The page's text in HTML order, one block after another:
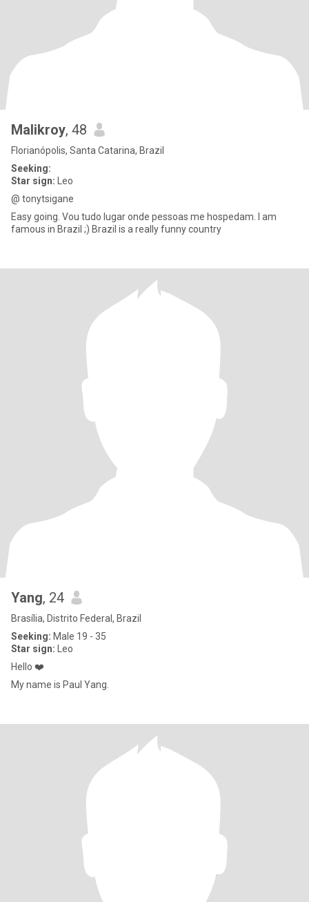
Malikroy, 48
Florianópolis, Santa Catarina, Brazil
Seeking:
Star sign: Leo
@ tonytsigane
Easy going. Vou tudo lugar onde pessoas me hospedam. I am
famous in Brazil ;) Brazil is a really funny country
Yang, 24
Brasília, Distrito Federal, Brazil
Seeking: Male 19 - 35
Star sign: Leo
Hello ❤️
My name is Paul Yang.